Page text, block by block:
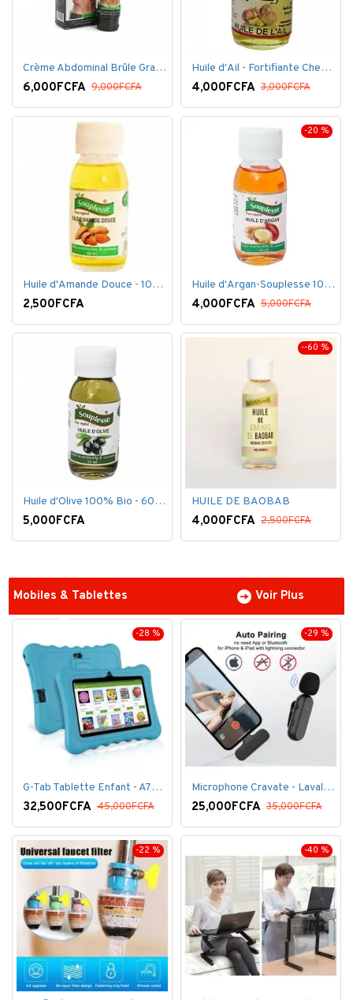
Crème Abdominal Brûle Graisse - Effet Rapide - 170grs
6,000FCFA 9,000FCFA
Huile d'Ail - Fortifiante Cheveux
4,000FCFA 3,000FCFA
Huile d'Amande Douce - 100% Bio - 60 ml
2,500FCFA
-20 %
Huile d'Argan-Souplesse 100% Bio - 60 ml
4,000FCFA 5,000FCFA
Huile d'Olive 100% Bio - 60 ml
5,000FCFA
--60 %
HUILE DE BAOBAB
4,000FCFA 2,500FCFA
Mobiles & Tablettes Voir Plus
-28 %
G-Tab Tablette Enfant - A707 - Ecran 7" - RAM 1 Go - ROM 8 Go - 0.3 Mégapixels + pochette offerte
32,500FCFA 45,000FCFA
-29 %
Microphone Cravate - Lavalier pour smartphone, enregistrement vidéo YouTube Live Stream K60 For Type
25,000FCFA 35,000FCFA
-22 % -40 %